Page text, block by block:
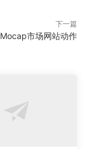
下一篇
Mocap市场网站动作